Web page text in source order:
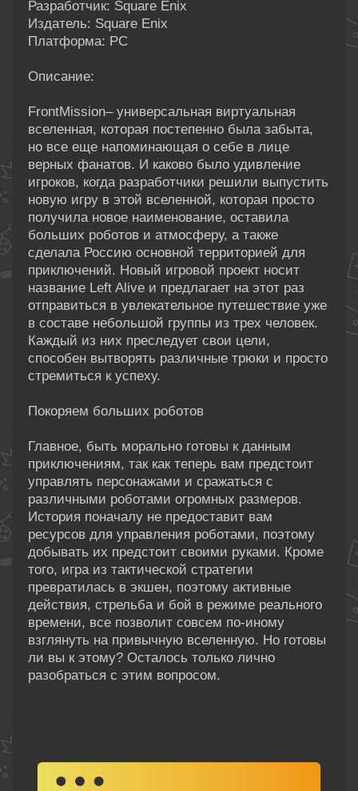
Разработчик: Square Enix
Издатель: Square Enix
Платформа: PC
Описание:
FrontMission– универсальная виртуальная
вселенная, которая постепенно была забыта,
но все еще напоминающая о себе в лице
верных фанатов. И каково было удивление
игроков, когда разработчики решили выпустить
новую игру в этой вселенной, которая просто
получила новое наименование, оставила
больших роботов и атмосферу, а также
сделала Россию основной территорией для
приключений. Новый игровой проект носит
название Left Alive и предлагает на этот раз
отправиться в увлекательное путешествие уже
в составе небольшой группы из трех человек.
Каждый из них преследует свои цели,
способен вытворять различные трюки и просто
стремиться к успеху.
Покоряем больших роботов
Главное, быть морально готовы к данным
приключениям, так как теперь вам предстоит
управлять персонажами и сражаться с
различными роботами огромных размеров.
История поначалу не предоставит вам
ресурсов для управления роботами, поэтому
добывать их предстоит своими руками. Кроме
того, игра из тактической стратегии
превратилась в экшен, поэтому активные
действия, стрельба и бой в режиме реального
времени, все позволит совсем по-иному
взглянуть на привычную вселенную. Но готовы
ли вы к этому? Осталось только лично
разобраться с этим вопросом.